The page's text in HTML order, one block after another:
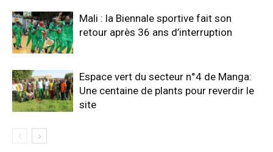
Mali : la Biennale sportive fait son
retour après 36 ans d’interruption
Espace vert du secteur n°4 de Manga:
Une centaine de plants pour reverdir le
site